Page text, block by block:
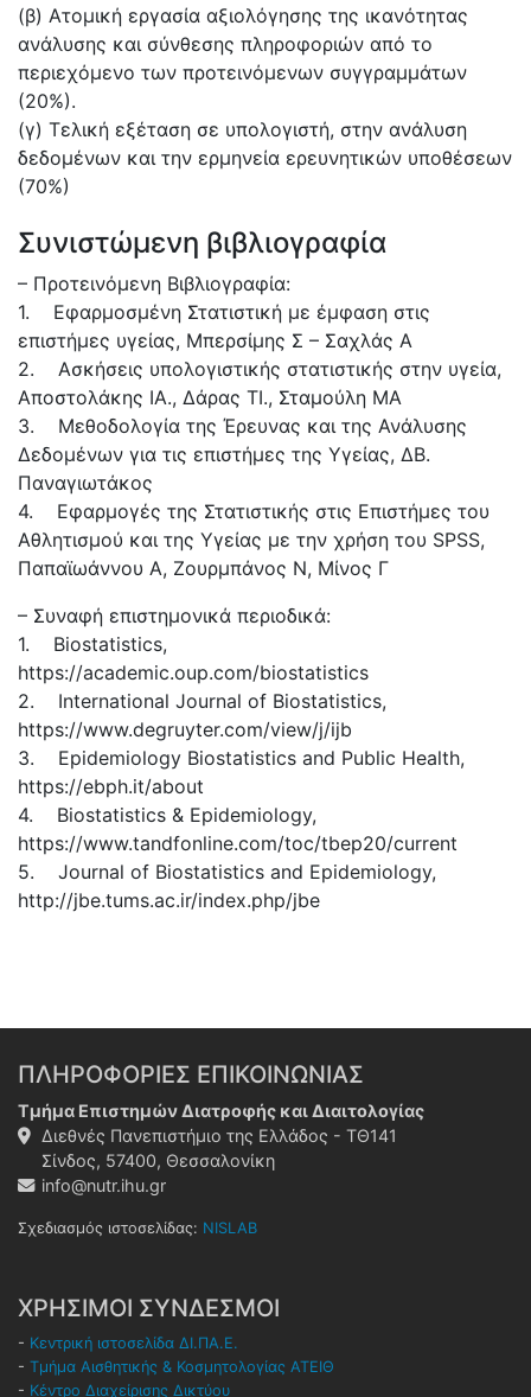
(β) Ατομική εργασία αξιολόγησης της ικανότητας
ανάλυσης και σύνθεσης πληροφοριών από το
περιεχόμενο των προτεινόμενων συγγραμμάτων
(20%).
(γ) Τελική εξέταση σε υπολογιστή, στην ανάλυση
δεδομένων και την ερμηνεία ερευνητικών υποθέσεων
(70%)
Συνιστώμενη βιβλιογραφία
– Προτεινόμενη Βιβλιογραφία:
1. Εφαρμοσμένη Στατιστική με έμφαση στις
επιστήμες υγείας, Μπερσίμης Σ – Σαχλάς Α
2. Ασκήσεις υπολογιστικής στατιστικής στην υγεία,
Αποστολάκης ΙΑ., Δάρας ΤΙ., Σταμούλη ΜΑ
3. Μεθοδολογία της Έρευνας και της Ανάλυσης
Δεδομένων για τις επιστήμες της Υγείας, ΔΒ.
Παναγιωτάκος
4. Εφαρμογές της Στατιστικής στις Επιστήμες του
Αθλητισμού και της Υγείας με την χρήση του SPSS,
Παπαϊωάννου Α, Ζουρμπάνος Ν, Μίνος Γ
– Συναφή επιστημονικά περιοδικά:
1. Biostatistics,
https://academic.oup.com/biostatistics
2. International Journal of Biostatistics,
https://www.degruyter.com/view/j/ijb
3. Epidemiology Biostatistics and Public Health,
https://ebph.it/about
4. Biostatistics & Epidemiology,
https://www.tandfonline.com/toc/tbep20/current
5. Journal of Biostatistics and Epidemiology,
http://jbe.tums.ac.ir/index.php/jbe
ΠΛΗΡΟΦΟΡΙΕΣ ΕΠΙΚΟΙΝΩΝΙΑΣ
Τμήμα Επιστημών Διατροφής και Διαιτολογίας
Διεθνές Πανεπιστήμιο της Ελλάδος - ΤΘ141
Σίνδος, 57400, Θεσσαλονίκη
info@nutr.ihu.gr
Σχεδιασμός ιστοσελίδας: NISLAB
ΧΡΗΣΙΜΟΙ ΣΥΝΔΕΣΜΟΙ
- Κεντρική ιστοσελίδα ΔΙ.ΠΑ.Ε.
- Τμήμα Αισθητικής & Κοσμητολογίας ΑΤΕΙΘ
- Κέντρο Διαχείρισης Δικτύου